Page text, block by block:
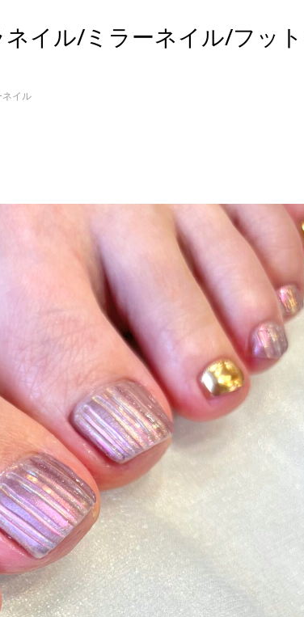
イル/ミラーネイル/フッ
ネイル